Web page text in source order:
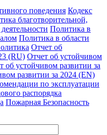
поведения Кодекс
благотворительной,
Политика в
Политика в области
Отчет об
(RU) Отчет об устойчивом
об устойчивом развитии за
развитии за 2024 (EN)
по эксплуатации
распорядка
Пожарная Безопасность